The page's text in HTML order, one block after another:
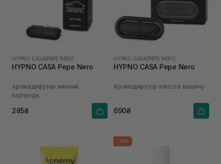
HYPNO CASA PEPE NERO
HYPNO CASA Pepe Nero
Аромадифузор змінний
картридж
285₴
HYPNO CASA PEPE NERO
HYPNO CASA Pepe Nero
Аромадифузор кліпса в машину
690₴
-35%